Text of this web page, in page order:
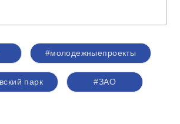
#молодежныепроекты
парк #ЗАО